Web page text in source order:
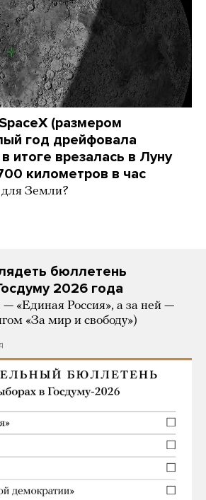
(размером
год дрейфовала
итоге врезалась в Луну
километров в час
для Земли?
бюллетень
2026 года
«Единая Россия», а за ней —
«За мир и свободу»)